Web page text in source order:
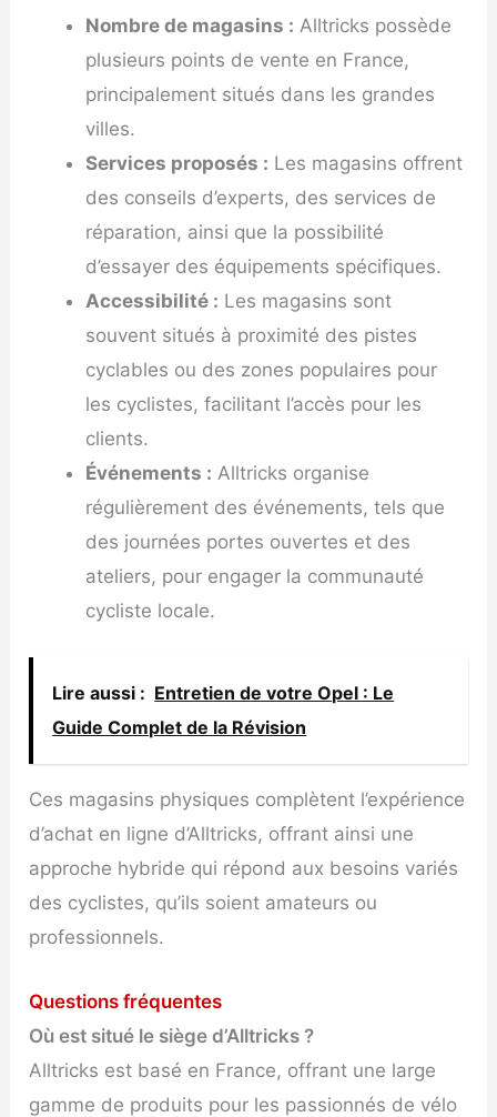
Nombre de magasins : Alltricks possède
plusieurs points de vente en France,
principalement situés dans les grandes
villes.
Services proposés : Les magasins offrent
des conseils d’experts, des services de
réparation, ainsi que la possibilité
d’essayer des équipements spécifiques.
Accessibilité : Les magasins sont
souvent situés à proximité des pistes
cyclables ou des zones populaires pour
les cyclistes, facilitant l’accès pour les
clients.
Événements : Alltricks organise
régulièrement des événements, tels que
des journées portes ouvertes et des
ateliers, pour engager la communauté
cycliste locale.
Lire aussi : Entretien de votre Opel : Le
Guide Complet de la Révision
Ces magasins physiques complètent l’expérience
d’achat en ligne d’Alltricks, offrant ainsi une
approche hybride qui répond aux besoins variés
des cyclistes, qu’ils soient amateurs ou
professionnels.
Questions fréquentes
Où est situé le siège d’Alltricks ?
Alltricks est basé en France, offrant une large
gamme de produits pour les passionnés de vélo